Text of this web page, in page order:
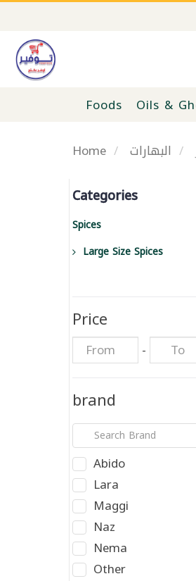
Foods Oils &
Home البهارات
Categories
Spices
Large Size Spices
Price
-
brand
Abido
Lara
Maggi
Naz
Nema
Other